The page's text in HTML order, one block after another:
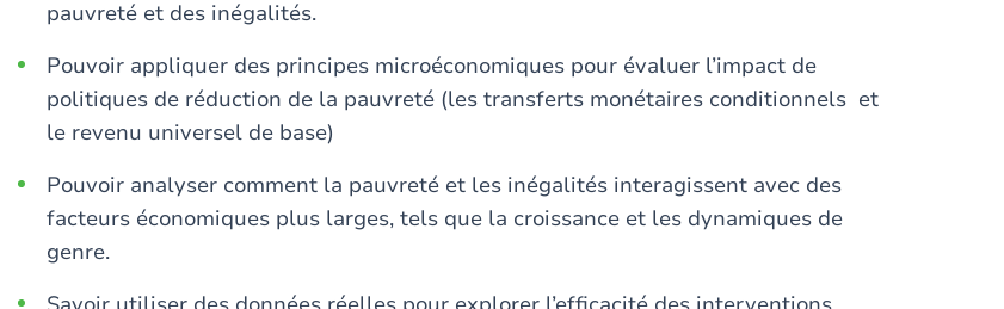
pauvreté et des inégalités.
Pouvoir appliquer des principes microéconomiques pour évaluer l’impact de
politiques de réduction de la pauvreté (les transferts monétaires conditionnels et
le revenu universel de base)
Pouvoir analyser comment la pauvreté et les inégalités interagissent avec des
facteurs économiques plus larges, tels que la croissance et les dynamiques de
genre.